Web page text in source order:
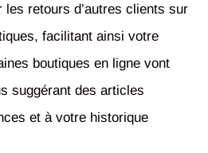
les retours d’autres clients sur
facilitant ainsi votre
boutiques en ligne vont
suggérant des articles
et à votre historique